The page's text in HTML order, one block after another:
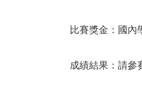
比賽獎金：國內
成績結果：請參